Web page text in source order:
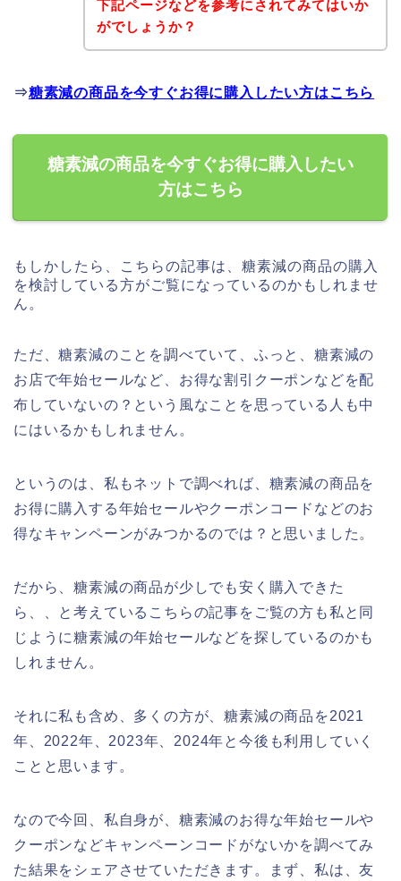
下記ページなどを参考にされてみてはいか
がでしょうか？
⇒糖素減の商品を今すぐお得に購入したい方はこちら
糖素減の商品を今すぐお得に購入したい
方はこちら
もしかしたら、こちらの記事は、糖素減の商品の購入
を検討している方がご覧になっているのかもしれませ
ん。
ただ、糖素減のことを調べていて、ふっと、糖素減の
お店で年始セールなど、お得な割引クーポンなどを配
布していないの？という風なことを思っている人も中
にはいるかもしれません。
というのは、私もネットで調べれば、糖素減の商品を
お得に購入する年始セールやクーポンコードなどのお
得なキャンペーンがみつかるのでは？と思いました。
だから、糖素減の商品が少しでも安く購入できた
ら、、と考えているこちらの記事をご覧の方も私と同
じように糖素減の年始セールなどを探しているのかも
しれません。
それに私も含め、多くの方が、糖素減の商品を2021
年、2022年、2023年、2024年と今後も利用していく
ことと思います。
なので今回、私自身が、糖素減のお得な年始セールや
クーポンなどキャンペーンコードがないかを調べてみ
た結果をシェアさせていただきます。まず、私は、友